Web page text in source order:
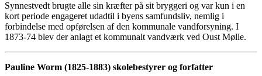
Synnestvedt brugte alle sin kræfter på sit bryggeri og var kun i en
kort periode engageret udadtil i byens samfundsliv, nemlig i
forbindelse med opførelsen af den kommunale vandforsyning. I
1873-74 blev der anlagt et kommunalt vandværk ved Oust Mølle.
Pauline Worm (1825-1883) skolebestyrer og forfatter